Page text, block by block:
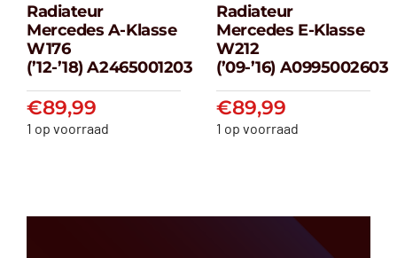
Radiateur
Mercedes A-
klasse W176
(’12-’18) A2465001203
€89,99
Radiateur
Mercedes A-Klasse
W176
(’12-’18) A2465001203
€89,99
1 op voorraad
Radiateur
Mercedes E-
klasse W212
(’09-’16)
€89,99
Radiateur
Mercedes E-Klasse
W212
(’09-’16) A0995002603
€89,99
1 op voorraad